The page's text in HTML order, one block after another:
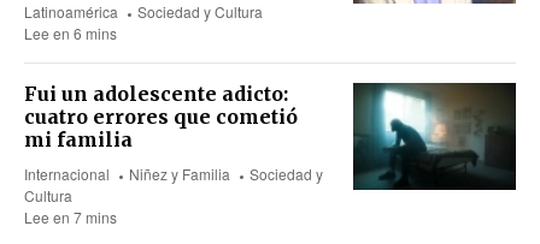
Latinoamérica
Sociedad y Cultura
Lee en 6 mins
Fui un adolescente adicto:
cuatro errores que cometió
mi familia
Internacional Niñez y Familia
Sociedad y
Cultura
Lee en 7 mins